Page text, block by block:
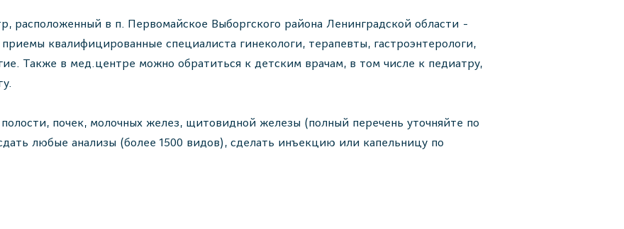
расположенный в п. Первомайское Выборгского района Ленинградской области -
квалифицированные специалиста гинекологи, терапевты, гастроэнтерологи,
Также в мед.центре можно обратиться к детским врачам, в том числе к педиатру,
почек, молочных желез, щитовидной железы (полный перечень уточняйте по
любые анализы (более 1500 видов), сделать инъекцию или капельницу по